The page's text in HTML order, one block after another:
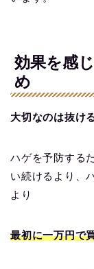
効果を感
め
大切なのは抜け
ハゲを予防する
い続けるより、
より
最初に一万円で